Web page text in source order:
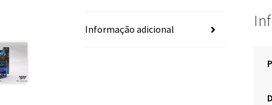
Informação adicional